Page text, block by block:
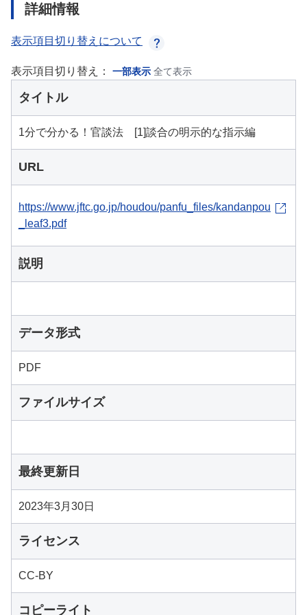
詳細情報
表示項目切り替えについて
表示項目切り替え： 一部表示 全て表示
タイトル
1分で分かる！官談法 [1]談合の明示的な指示編
URL
https://www.jftc.go.jp/houdou/panfu_files/kandanpou
_leaf3.pdf
説明
データ形式
PDF
ファイルサイズ
最終更新日
2023年3月30日
ライセンス
CC-BY
コピーライト